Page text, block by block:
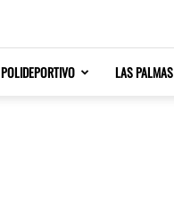
POLIDEPORTIVO LAS PALMAS